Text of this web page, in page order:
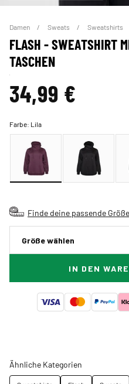
Damen Sweats Sweatshirts
FLASH - SWEATSHIRT
TASCHEN
34,99 €
Farbe: Lila
Finde deine passende Größe
Größe wählen
IN DEN
Ähnliche Kategorien